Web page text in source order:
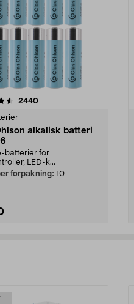
2440anmeldelser
alkalisk batteri
batterier for
LED-k...
forpakning: 10
4.5av 5 stjerner